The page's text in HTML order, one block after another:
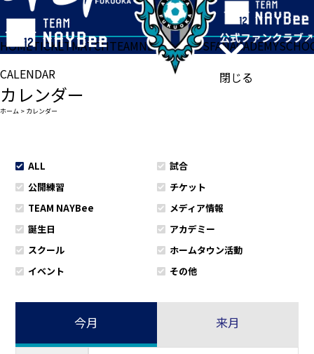
閉じる
HOMETICKETMATCHTEAMNEWSGOODSFANACADEMY
CALENDAR
カレンダー
ホーム > カレンダー
ALL
試合
公開練習
チケット
TEAM NAYBee
メディア情報
誕生日
アカデミー
スクール
ホームタウン活動
イベント
その他
今月 来月